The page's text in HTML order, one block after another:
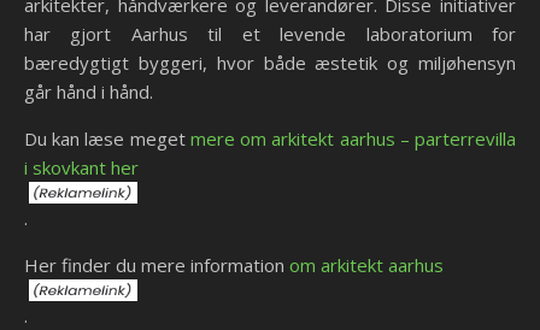
arkitekter, håndværkere og leverandører. Disse initiativer
har gjort Aarhus til et levende laboratorium for
bæredygtigt byggeri, hvor både æstetik og miljøhensyn
går hånd i hånd.
Du kan læse meget mere om arkitekt aarhus – parterrevilla
i skovkant her
.
Her finder du mere information om arkitekt aarhus
.